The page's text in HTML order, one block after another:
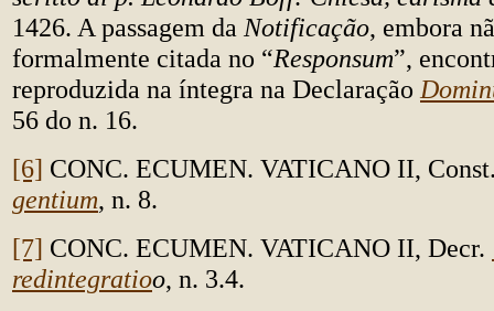
1426. A passagem da Notificação, embora
formalmente citada no “Responsum”,
reproduzida na íntegra na Declaração
56 do n. 16.
[6] CONC. ECUMEN. VATICANO II,
gentium, n. 8.
[7] CONC. ECUMEN. VATICANO II, Decr.
redintegratioo, n. 3.4.